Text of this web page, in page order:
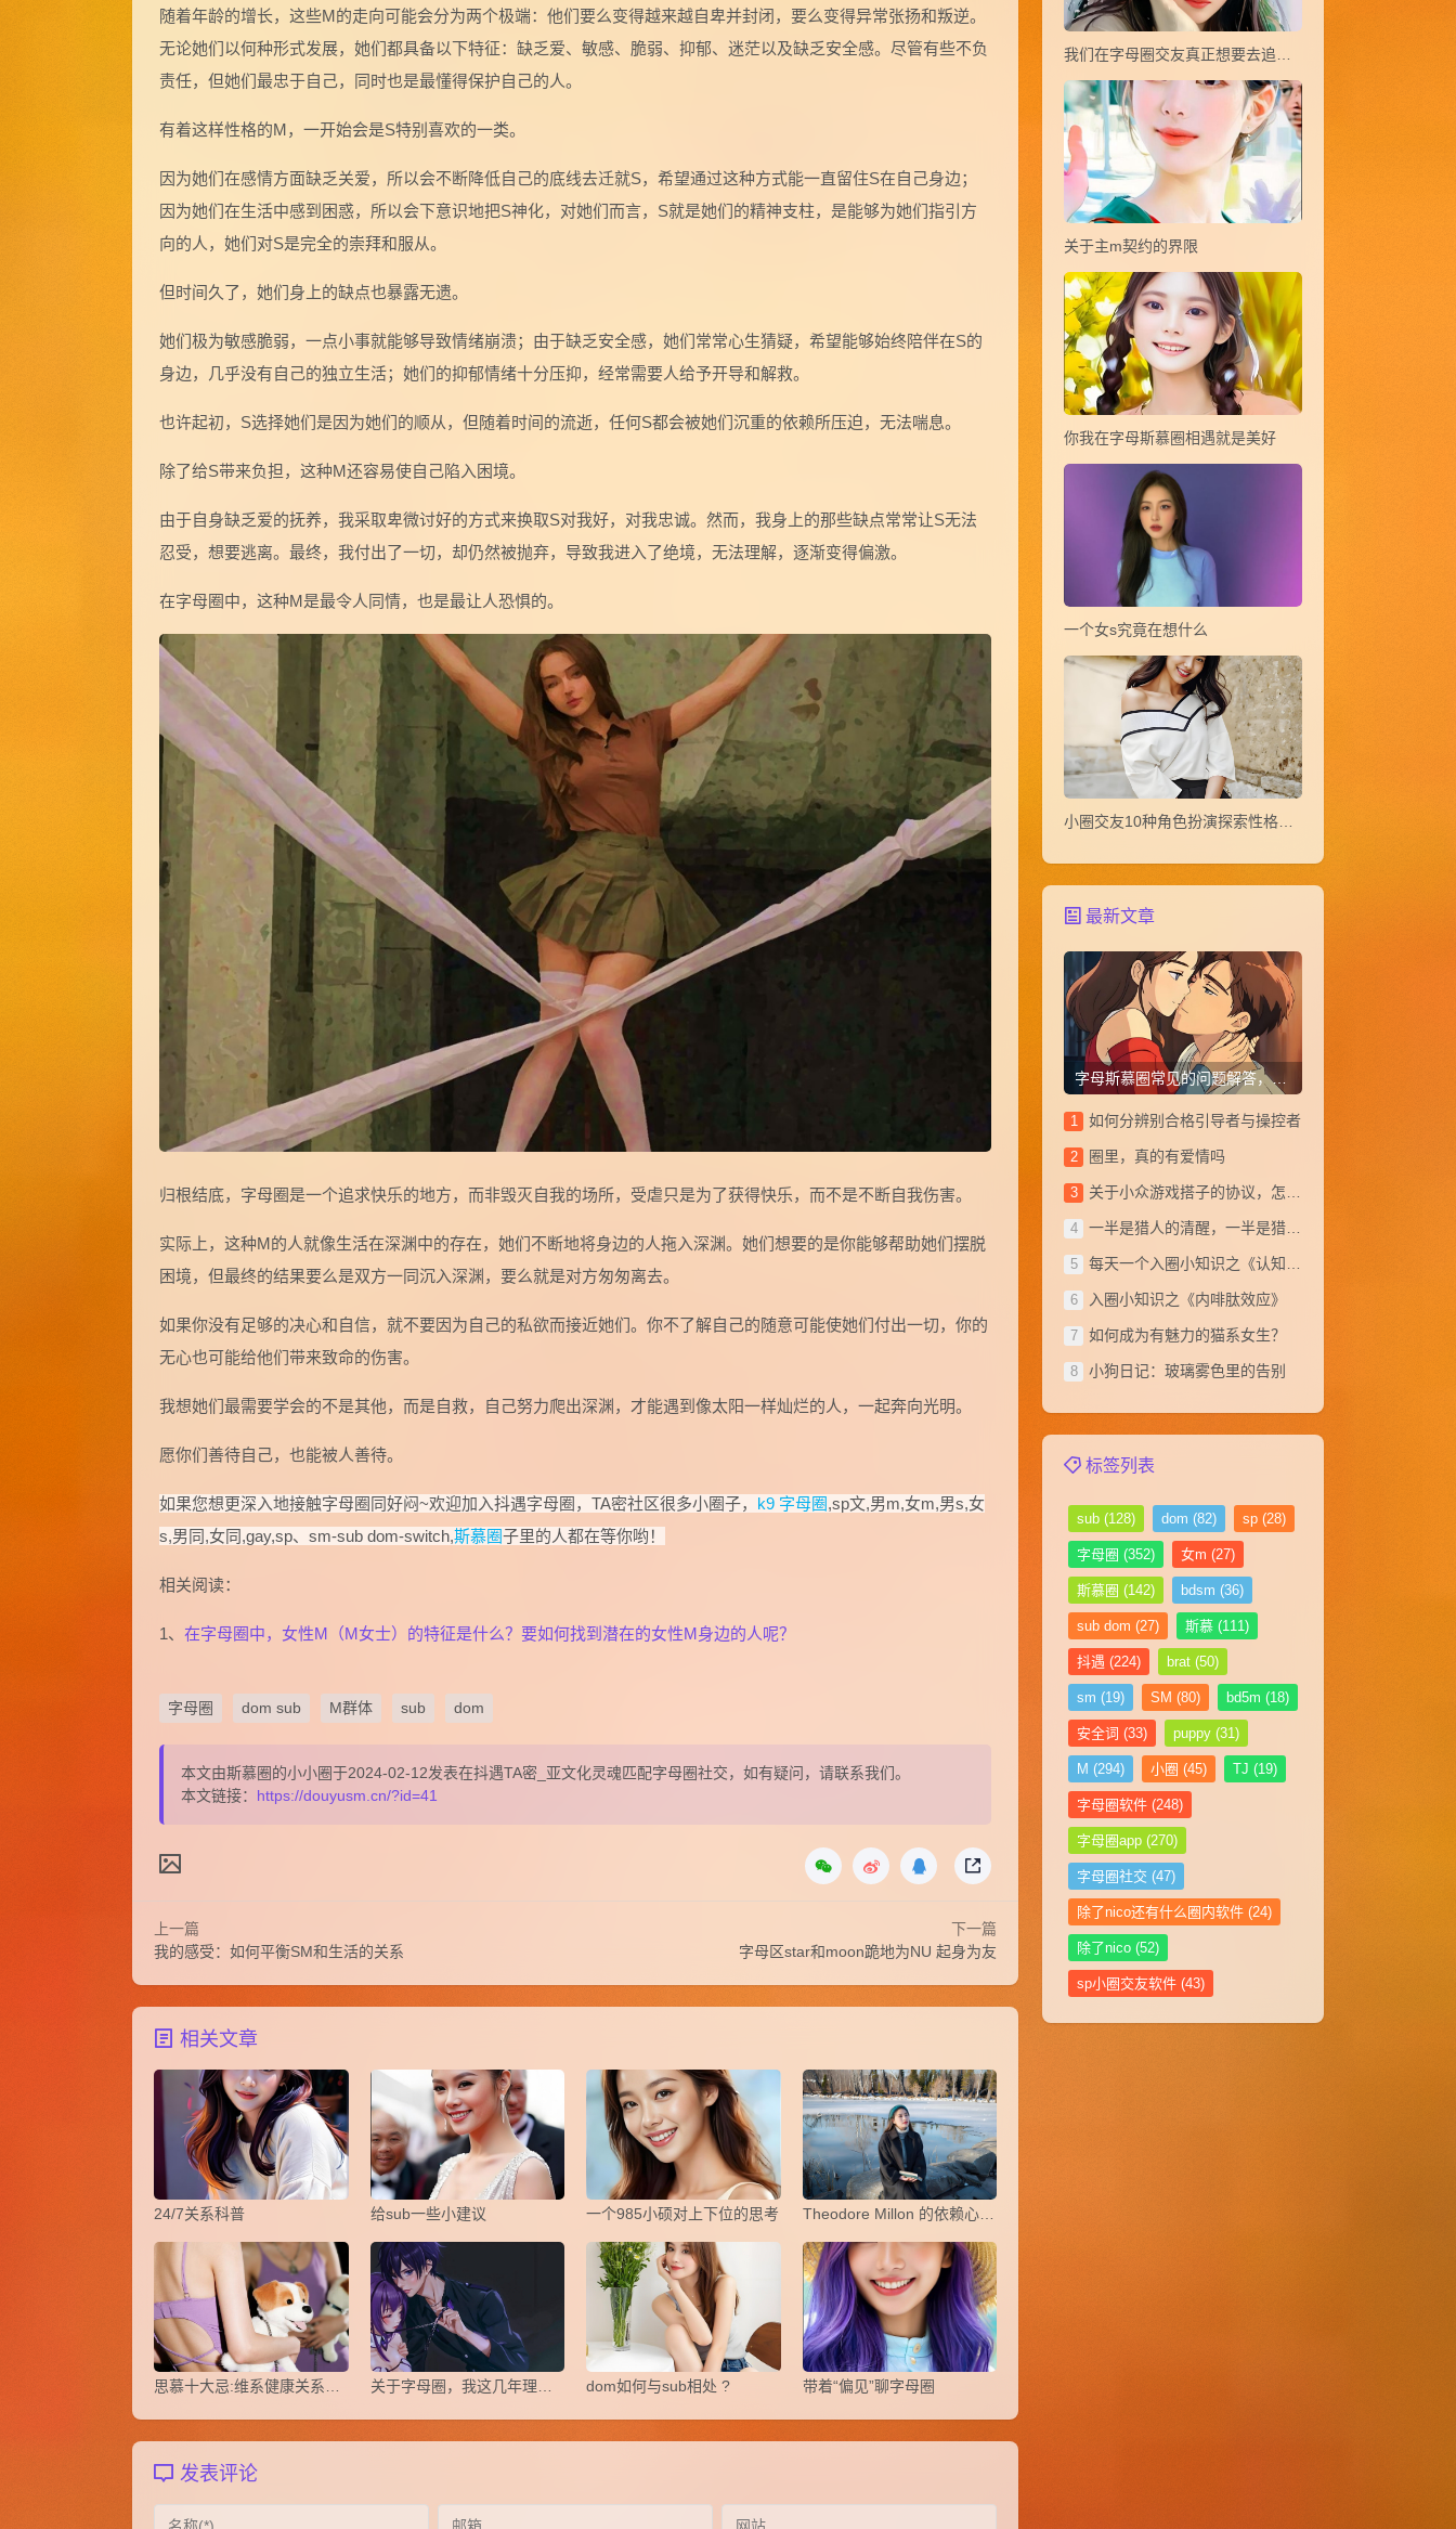
随着年龄的增长，这些M的走向可能会分为两个极端：他们要么变得越来越自卑并封闭，要么变得异常张扬和叛逆。
无论她们以何种形式发展，她们都具备以下特征：缺乏爱、敏感、脆弱、抑郁、迷茫以及缺乏安全感。尽管有些不负
责任，但她们最忠于自己，同时也是最懂得保护自己的人。
有着这样性格的M，一开始会是S特别喜欢的一类。
因为她们在感情方面缺乏关爱，所以会不断降低自己的底线去迁就S，希望通过这种方式能一直留住S在自己身边；
因为她们在生活中感到困惑，所以会下意识地把S神化，对她们而言，S就是她们的精神支柱，是能够为她们指引方
向的人，她们对S是完全的崇拜和服从。
但时间久了，她们身上的缺点也暴露无遗。
她们极为敏感脆弱，一点小事就能够导致情绪崩溃；由于缺乏安全感，她们常常心生猜疑，希望能够始终陪伴在S的
身边，几乎没有自己的独立生活；她们的抑郁情绪十分压抑，经常需要人给予开导和解救。
也许起初，S选择她们是因为她们的顺从，但随着时间的流逝，任何S都会被她们沉重的依赖所压迫，无法喘息。
除了给S带来负担，这种M还容易使自己陷入困境。
由于自身缺乏爱的抚养，我采取卑微讨好的方式来换取S对我好，对我忠诚。然而，我身上的那些缺点常常让S无法
忍受，想要逃离。最终，我付出了一切，却仍然被抛弃，导致我进入了绝境，无法理解，逐渐变得偏激。
在字母圈中，这种M是最令人同情，也是最让人恐惧的。
归根结底，字母圈是一个追求快乐的地方，而非毁灭自我的场所，受虐只是为了获得快乐，而不是不断自我伤害。
实际上，这种M的人就像生活在深渊中的存在，她们不断地将身边的人拖入深渊。她们想要的是你能够帮助她们摆脱
困境，但最终的结果要么是双方一同沉入深渊，要么就是对方匆匆离去。
如果你没有足够的决心和自信，就不要因为自己的私欲而接近她们。你不了解自己的随意可能使她们付出一切，你的
无心也可能给他们带来致命的伤害。
我想她们最需要学会的不是其他，而是自救，自己努力爬出深渊，才能遇到像太阳一样灿烂的人，一起奔向光明。
愿你们善待自己，也能被人善待。
如果您想更深入地接触字母圈同好闷~欢迎加入抖遇字母圈，TA密社区很多小圈子， k9 字母圈,sp文,男m,女m,男s,女
s,男同,女同,gay,sp、sm-sub dom-switch,斯慕圈子里的人都在等你哟！
相关阅读：
1、 在字母圈中，女性M（M女士）的特征是什么？要如何找到潜在的女性M身边的人呢？
字母圈 dom sub M群体 sub dom
本文由斯慕圈的小小圈于2024-02-12发表在抖遇TA密_亚文化灵魂匹配字母圈社交，如有疑问，请联系我们。
本文链接： https://douyusm.cn/?id=41
上一篇
我的感受：如何平衡SM和生活的关系
下一篇
字母区star和moon跪地为NU 起身为友
相关文章
24/7关系科普 给sub一些小建议 一个985小硕对上下位的思考 Theodore Millon 的依赖心理分类与 D/s 关系的对应
dom如何与sub相处 ? 带着“偏见”聊字母圈
发表评论
关于主m契约的界限
你我在字母斯慕圈相遇就是美好
一个女s究竟在想什么
最新文章
字母斯慕圈常见的问题解答，从小白到大神(1~20)
如何分辨别合格引导者与操控者
圈里，真的有爱情吗
关于小众游戏搭子的协议，怎么写？
一半是猎人的清醒，一半是猎物的俯首
每天一个入圈小知识之《认知失调》
​入圈小知识之《内啡肽效应》
如何成为有魅力的猫系女生？
小狗日记：玻璃雾色里的告别
标签列表
sub (128) dom (82) sp (28)
字母圈 (352) 女m (27)
斯慕圈 (142) bdsm (36)
sub dom (27) 斯慕 (111)
抖遇 (224) brat (50)
sm (19) SM (80) bd5m (18)
安全词 (33) puppy (31)
M (294) 小圈 (45) TJ (19)
字母圈软件 (248)
字母圈app (270)
字母圈社交 (47)
除了nico还有什么圈内软件 (24)
除了nico (52)
sp小圈交友软件 (43)